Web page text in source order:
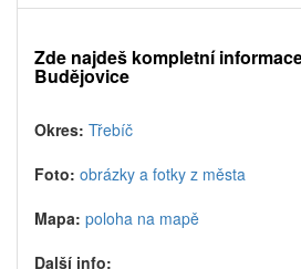
Zde najdeš kompletní
Budějovice
Okres: Třebíč
Foto: obrázky a fotky z města
Mapa: poloha na mapě
Další info: